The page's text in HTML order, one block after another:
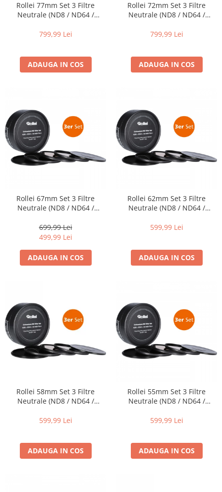
Rollei 77mm Set 3 Filtre
Neutrale (ND8 / ND64 /
799,99 Lei
ADAUGA IN COS
Rollei 72mm Set 3 Filtre
Neutrale (ND8 / ND64 /
799,99 Lei
ADAUGA IN COS
Rollei 67mm Set 3 Filtre
Neutrale (ND8 / ND64 /
699,99 Lei
499,99 Lei
ADAUGA IN COS
Rollei 62mm Set 3 Filtre
Neutrale (ND8 / ND64 /
599,99 Lei
ADAUGA IN COS
Rollei 58mm Set 3 Filtre
Neutrale (ND8 / ND64 /
599,99 Lei
ADAUGA IN COS
Rollei 55mm Set 3 Filtre
Neutrale (ND8 / ND64 /
599,99 Lei
ADAUGA IN COS